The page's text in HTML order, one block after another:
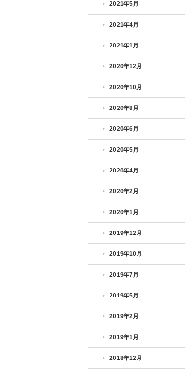
2021年5月
2021年4月
2021年1月
2020年12月
2020年10月
2020年8月
2020年6月
2020年5月
2020年4月
2020年2月
2020年1月
2019年12月
2019年10月
2019年7月
2019年5月
2019年2月
2019年1月
2018年12月